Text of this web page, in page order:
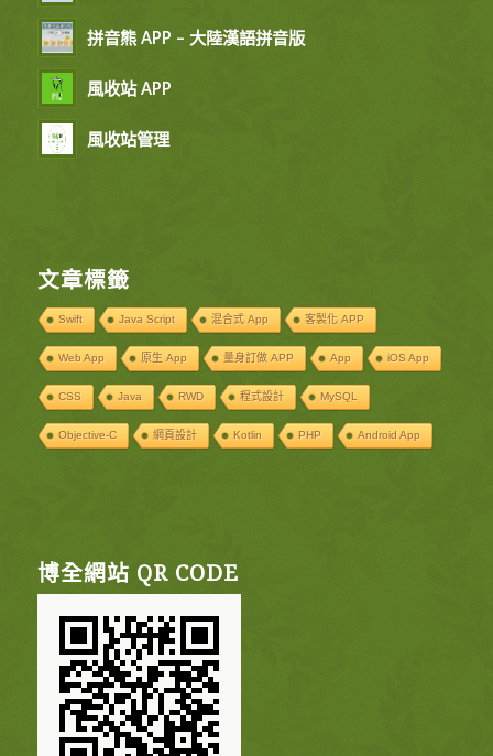
拼音熊 APP – 大陸漢語拼音版
風收站 APP
風收站管理
文章標籤
Swift Java Script 混合式 App 客製化 APP
Web App 原生 App 量身訂做 APP App iOS App
CSS Java RWD 程式設計 MySQL
Objective-C 網頁設計 Kotlin PHP Android App
博全網站 QR CODE